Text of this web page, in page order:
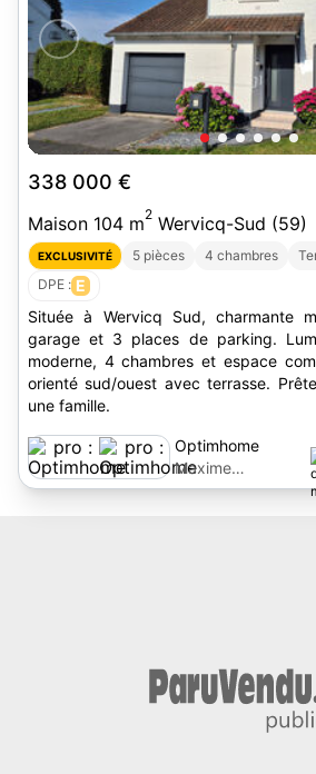
338 000 €
Maison 104 m2 Wervicq-Sud (59)
EXCLUSIVITÉ 5 pièces 4 chambres
DPE : E
Située à Wervicq Sud, charmante
garage et 3 places de parking.
moderne, 4 chambres et espace
orienté sud/ouest avec terrasse.
une famille.
Optimhome
Maxime
Descamps